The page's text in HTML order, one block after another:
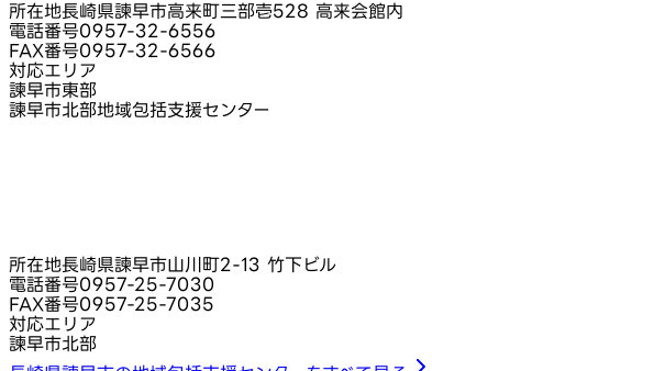
所在地長崎県諫早市高来町三部壱528 高来会館内
電話番号0957-32-6556
FAX番号0957-32-6566
対応エリア
諫早市東部
諫早市北部地域包括支援センター
所在地長崎県諫早市山川町2-13 竹下ビル
電話番号0957-25-7030
FAX番号0957-25-7035
対応エリア
諫早市北部